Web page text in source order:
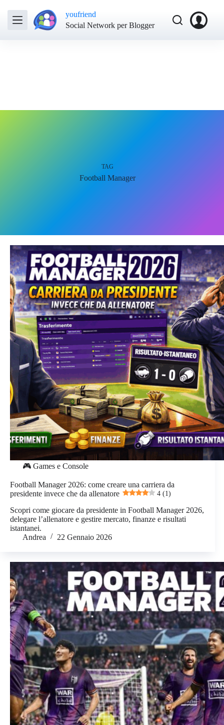
youfriend
Social Network per Blogger
TAG
Football Manager
🎮 Games e Console
Football Manager 2026: come creare una carriera da
presidente invece che da allenatore
4 (1)
Scopri come giocare da presidente in Football Manager 2026,
delegare l’allenatore e gestire mercato, finanze e risultati
istantanei.
Andrea
22 Gennaio 2026